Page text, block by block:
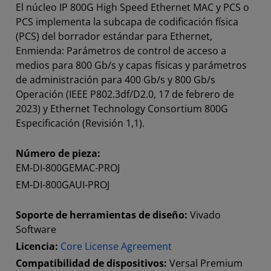
El núcleo IP 800G High Speed Ethernet MAC y PCS o
PCS implementa la subcapa de codificación física
(PCS) del borrador estándar para Ethernet,
Enmienda: Parámetros de control de acceso a
medios para 800 Gb/s y capas físicas y parámetros
de administración para 400 Gb/s y 800 Gb/s
Operación (IEEE P802.3df/D2.0, 17 de febrero de
2023) y Ethernet Technology Consortium 800G
Especificación (Revisión 1,1).
Número de pieza:
EM-DI-800GEMAC-PROJ
EM-DI-800GAUI-PROJ
Soporte de herramientas de diseño: Vivado
Software
Licencia: Core License Agreement
Compatibilidad de dispositivos: Versal Premium